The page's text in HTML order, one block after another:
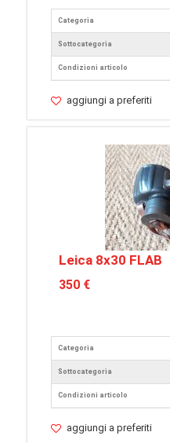
Categoria
Sottocategoria
Condizioni articolo
aggiungi a preferiti
Leica 8x30 FLAB
350 €
Categoria
Sottocategoria
Condizioni articolo
aggiungi a preferiti